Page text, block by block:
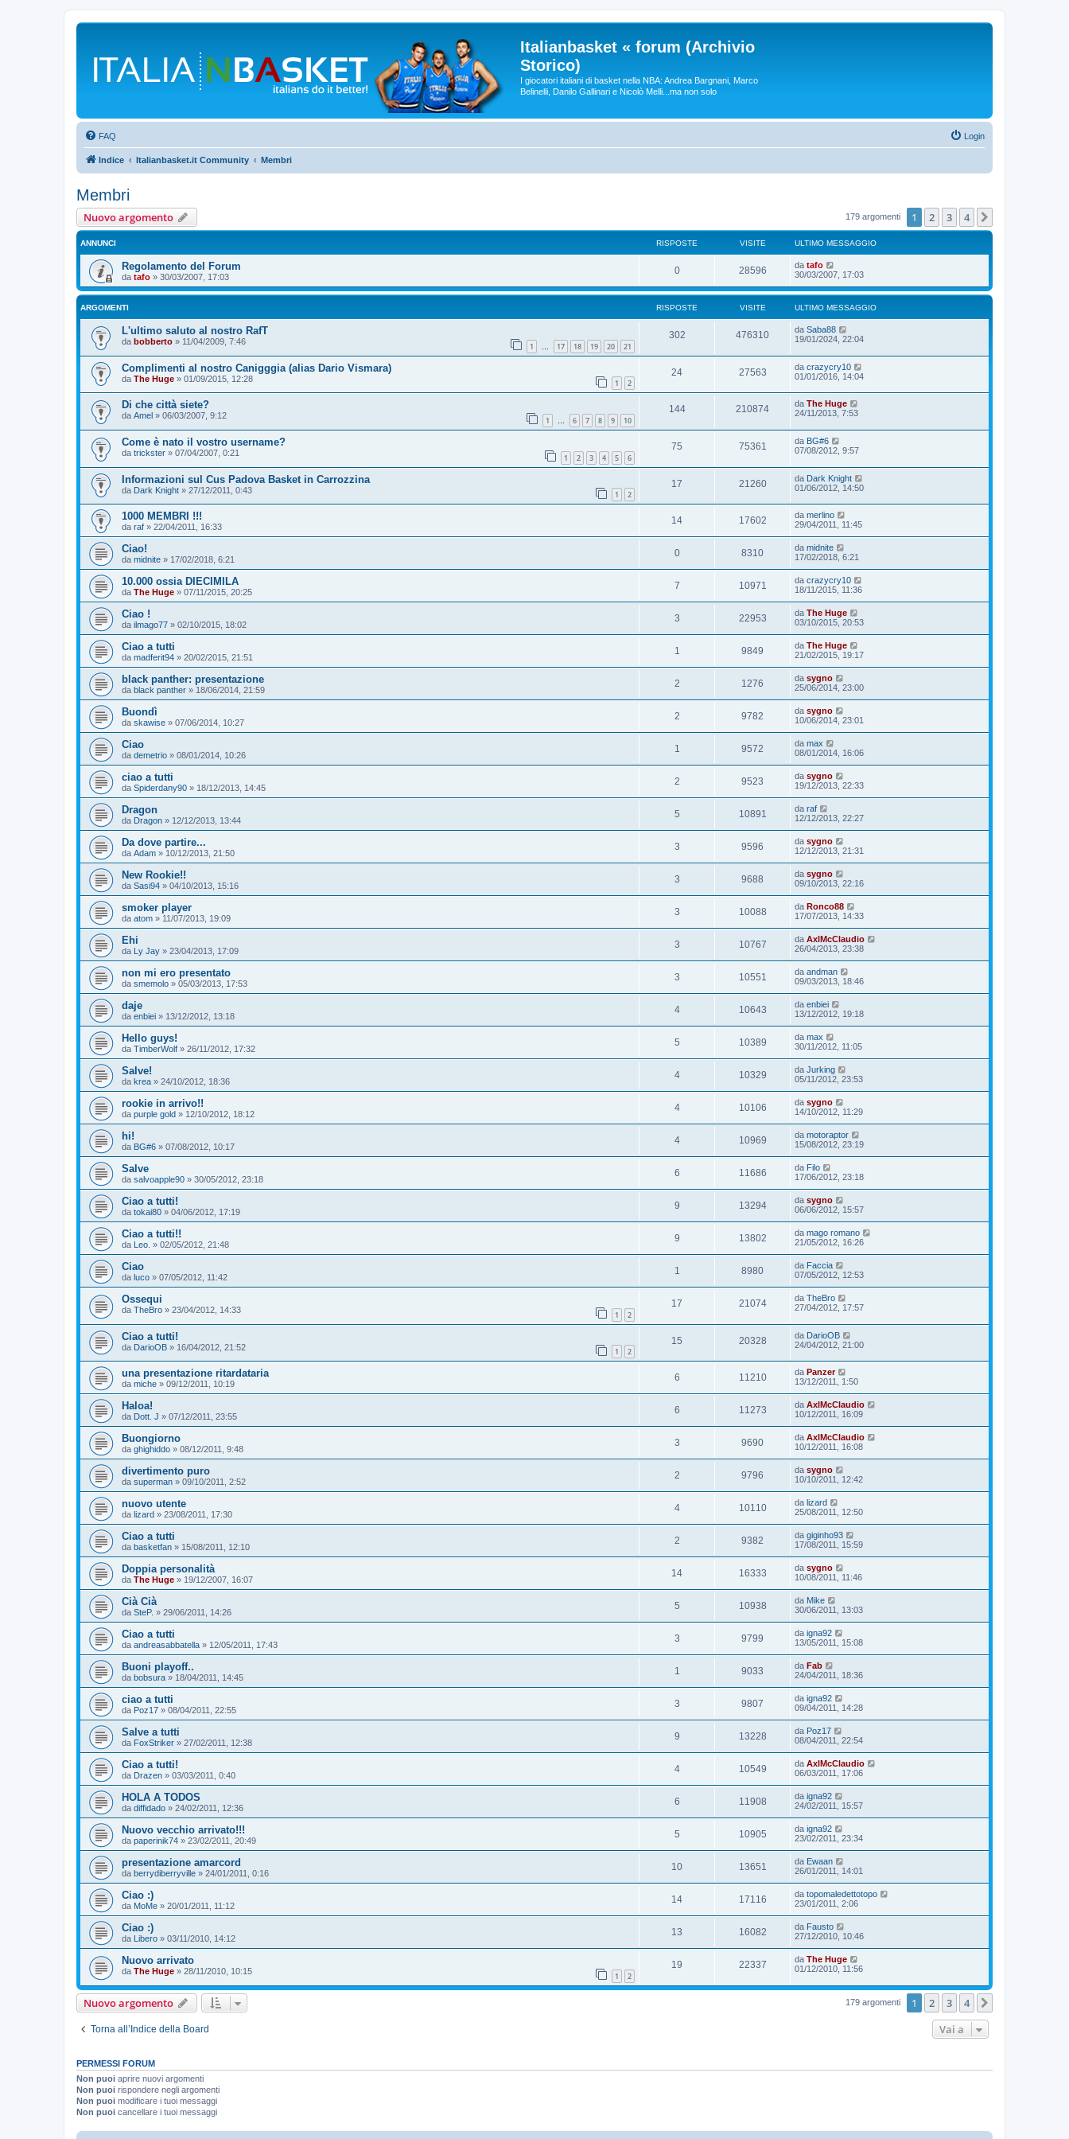
Italianbasket « forum (Archivio
Storico)
I giocatori italiani di basket nella NBA: Andrea Bargnani, Marco
Belinelli, Danilo Gallinari e Nicolò Melli...ma non solo
FAQ Login
Indice Italianbasket.it Community Membri
Membri
Nuovo argomento 179 argomenti 1 2 3 4
ANNUNCI RISPOSTE VISITE ULTIMO MESSAGGIO
Regolamento del Forum
da tafo » 30/03/2007, 17:03
0 28596 da tafo
30/03/2007, 17:03
ARGOMENTI RISPOSTE VISITE ULTIMO MESSAGGIO
L'ultimo saluto al nostro RafT
da bobberto » 11/04/2009, 7:46 1 … 17 18 19 20 21
302 476310 da Saba88
19/01/2024, 22:04
Complimenti al nostro Canigggia (alias Dario Vismara)
da The Huge » 01/09/2015, 12:28 1 2
24 27563 da crazycry10
01/01/2016, 14:04
Di che città siete?
da Amel » 06/03/2007, 9:12 1 … 6 7 8 9 10
144 210874 da The Huge
24/11/2013, 7:53
Come è nato il vostro username?
da trickster » 07/04/2007, 0:21 1 2 3 4 5 6
75 75361 da BG#6
07/08/2012, 9:57
Informazioni sul Cus Padova Basket in Carrozzina
da Dark Knight » 27/12/2011, 0:43 1 2
17 21260 da Dark Knight
01/06/2012, 14:50
1000 MEMBRI !!!
da raf » 22/04/2011, 16:33
14 17602 da merlino
29/04/2011, 11:45
Ciao!
da midnite » 17/02/2018, 6:21
0 8310 da midnite
17/02/2018, 6:21
10.000 ossia DIECIMILA
da The Huge » 07/11/2015, 20:25
7 10971 da crazycry10
18/11/2015, 11:36
Ciao !
da ilmago77 » 02/10/2015, 18:02
3 22953 da The Huge
03/10/2015, 20:53
Ciao a tutti
da madferit94 » 20/02/2015, 21:51
1 9849 da The Huge
21/02/2015, 19:17
black panther: presentazione
da black panther » 18/06/2014, 21:59
2 1276 da sygno
25/06/2014, 23:00
Buondì
da skawise » 07/06/2014, 10:27
2 9782 da sygno
10/06/2014, 23:01
Ciao
da demetrio » 08/01/2014, 10:26
1 9572 da max
08/01/2014, 16:06
ciao a tutti
da Spiderdany90 » 18/12/2013, 14:45
2 9523 da sygno
19/12/2013, 22:33
Dragon
da Dragon » 12/12/2013, 13:44
5 10891 da raf
12/12/2013, 22:27
Da dove partire...
da Adam » 10/12/2013, 21:50
3 9596 da sygno
12/12/2013, 21:31
New Rookie!!
da Sasi94 » 04/10/2013, 15:16
3 9688 da sygno
09/10/2013, 22:16
smoker player
da atom » 11/07/2013, 19:09
3 10088 da Ronco88
17/07/2013, 14:33
Ehi
da Ly Jay » 23/04/2013, 17:09
3 10767 da AxlMcClaudio
26/04/2013, 23:38
non mi ero presentato
da smemolo » 05/03/2013, 17:53
3 10551 da andman
09/03/2013, 18:46
daje
da enbiei » 13/12/2012, 13:18
4 10643 da enbiei
13/12/2012, 19:18
Hello guys!
da TimberWolf » 26/11/2012, 17:32
5 10389 da max
30/11/2012, 11:05
Salve!
da krea » 24/10/2012, 18:36
4 10329 da Jurking
05/11/2012, 23:53
rookie in arrivo!!
da purple gold » 12/10/2012, 18:12
4 10106 da sygno
14/10/2012, 11:29
hi!
da BG#6 » 07/08/2012, 10:17
4 10969 da motoraptor
15/08/2012, 23:19
Salve
da salvoapple90 » 30/05/2012, 23:18
6 11686 da Filo
17/06/2012, 23:18
Ciao a tutti!
da tokai80 » 04/06/2012, 17:19
9 13294 da sygno
06/06/2012, 15:57
Ciao a tutti!!
da Leo. » 02/05/2012, 21:48
9 13802 da mago romano
21/05/2012, 16:26
Ciao
da luco » 07/05/2012, 11:42
1 8980 da Faccia
07/05/2012, 12:53
Ossequi
da TheBro » 23/04/2012, 14:33 1 2
17 21074 da TheBro
27/04/2012, 17:57
Ciao a tutti!
da DarioOB » 16/04/2012, 21:52 1 2
15 20328 da DarioOB
24/04/2012, 21:00
una presentazione ritardataria
da miche » 09/12/2011, 10:19
6 11210 da Panzer
13/12/2011, 1:50
Haloa!
da Dott. J » 07/12/2011, 23:55
6 11273 da AxlMcClaudio
10/12/2011, 16:09
Buongiorno
da ghighiddo » 08/12/2011, 9:48
3 9690 da AxlMcClaudio
10/12/2011, 16:08
divertimento puro
da superman » 09/10/2011, 2:52
2 9796 da sygno
10/10/2011, 12:42
nuovo utente
da lizard » 23/08/2011, 17:30
4 10110 da lizard
25/08/2011, 12:50
Ciao a tutti
da basketfan » 15/08/2011, 12:10
2 9382 da giginho93
17/08/2011, 15:59
Doppia personalità
da The Huge » 19/12/2007, 16:07
14 16333 da sygno
10/08/2011, 11:46
Cià Cià
da SteP. » 29/06/2011, 14:26
5 10938 da Mike
30/06/2011, 13:03
Ciao a tutti
da andreasabbatella » 12/05/2011, 17:43
3 9799 da igna92
13/05/2011, 15:08
Buoni playoff..
da bobsura » 18/04/2011, 14:45
1 9033 da Fab
24/04/2011, 18:36
ciao a tutti
da Poz17 » 08/04/2011, 22:55
3 9807 da igna92
09/04/2011, 14:28
Salve a tutti
da FoxStriker » 27/02/2011, 12:38
9 13228 da Poz17
08/04/2011, 22:54
Ciao a tutti!
da Drazen » 03/03/2011, 0:40
4 10549 da AxlMcClaudio
06/03/2011, 17:06
HOLA A TODOS
da diffidado » 24/02/2011, 12:36
6 11908 da igna92
24/02/2011, 15:57
Nuovo vecchio arrivato!!!
da paperinik74 » 23/02/2011, 20:49
5 10905 da igna92
23/02/2011, 23:34
presentazione amarcord
da berrydiberryville » 24/01/2011, 0:16
10 13651 da Ewaan
26/01/2011, 14:01
Ciao :)
da MoMe » 20/01/2011, 11:12
14 17116 da topomaledettotopo
23/01/2011, 2:06
Ciao :)
da Libero » 03/11/2010, 14:12
13 16082 da Fausto
27/12/2010, 10:46
Nuovo arrivato
da The Huge » 28/11/2010, 10:15 1 2
19 22337 da The Huge
01/12/2010, 11:56
Nuovo argomento 179 argomenti 1 2 3 4
Torna all’Indice della Board Vai a
PERMESSI FORUM
Non puoi aprire nuovi argomenti
Non puoi rispondere negli argomenti
Non puoi modificare i tuoi messaggi
Non puoi cancellare i tuoi messaggi